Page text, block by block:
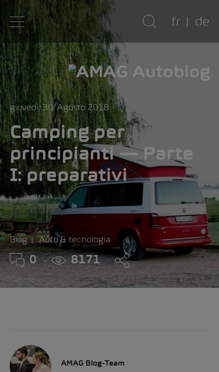
fr de
giovedì, 30. Agosto 2018
Camping per
principianti — Parte
I: preparativi
Blog Auto & tecnologia
0 8171
AMAG Blog-Team